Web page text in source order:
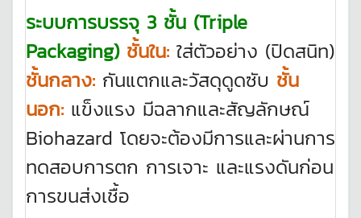
ระบบการบรรจุ 3 ชั้น (Triple
Packaging) ชั้นใน: ใส่ตัวอย่าง (ปิดสนิท)
ชั้นกลาง: กันแตกและวัสดุดูดซับ ชั้น
นอก: แข็งแรง มีฉลากและสัญลักษณ์
Biohazard โดยจะต้องมีการและผ่านการ
ทดสอบการตก การเจาะ และแรงดันก่อน
การขนส่งเชื้อ